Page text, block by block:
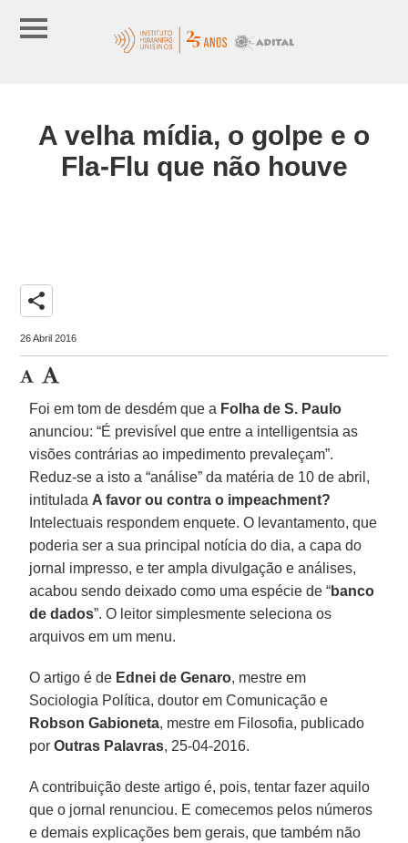
A velha mídia, o golpe e o
Fla-Flu que não houve
share
26 Abril 2016
Foi em tom de desdém que a Folha de S. Paulo
anunciou: “É previsível que entre a intelligentsia as
visões contrárias ao impedimento prevaleçam”.
Reduz-se a isto a “análise” da matéria de 10 de abril,
intitulada A favor ou contra o impeachment?
Intelectuais respondem enquete. O levantamento, que
poderia ser a sua principal notícia do dia, a capa do
jornal impresso, e ter ampla divulgação e análises,
acabou sendo deixado como uma espécie de “banco
de dados”. O leitor simplesmente seleciona os
arquivos em um menu.
O artigo é de Ednei de Genaro, mestre em
Sociologia Política, doutor em Comunicação e
Robson Gabioneta, mestre em Filosofia, publicado
porOutras Palavras, 25-04-2016.
A contribuição deste artigo é, pois, tentar fazer aquilo
que o jornal renunciou. E comecemos pelos números
e demais explicações bem gerais, que também não